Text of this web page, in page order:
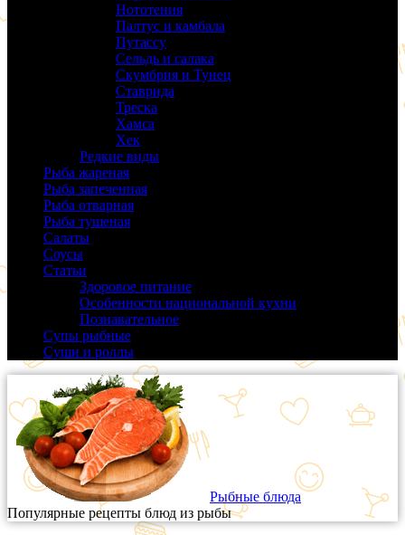
Нототения
Палтус и камбала
Путассу
Сельдь и салака
Скумбрия и Тунец
Ставрида
Треска
Хамса
Хек
Редкие виды
Рыба жареная
Рыба запеченная
Рыба отварная
Рыба тушеная
Салаты
Соусы
Статьи
Здоровое питание
Особенности национальной кухни
Познавательное
Супы рыбные
Суши и роллы
Рыбные блюда
Популярные рецепты блюд из рыбы